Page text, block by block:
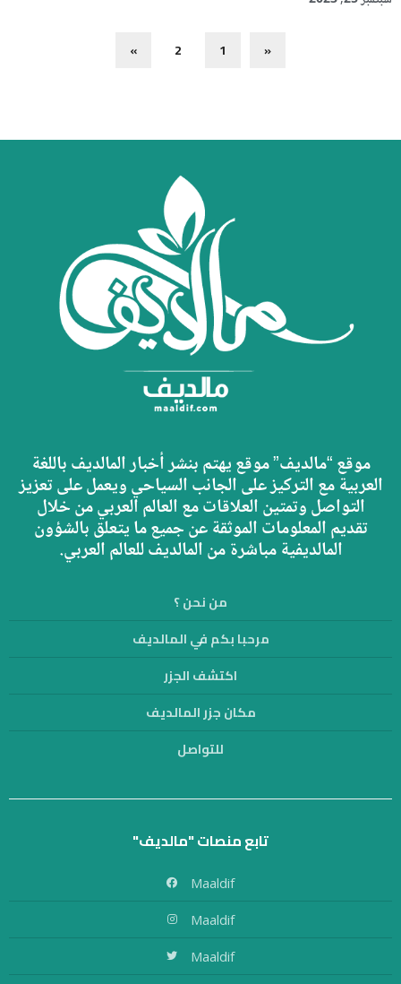
«
1
2
»
موقع “مالديف” موقع يهتم بنشر أخبار المالديف باللغة
العربية مع التركيز على الجانب السياحي ويعمل على تعزيز
التواصل وتمتين العلاقات مع العالم العربي من خلال
تقديم المعلومات الموثقة عن جميع ما يتعلق بالشؤون
المالديفية مباشرة من المالديف للعالم العربي.
من نحن ؟
مرحبا بكم في المالديف
اكتشف الجزر
مكان جزر المالديف
للتواصل
تابع منصات "مالديف"
Maaldif
Maaldif
Maaldif